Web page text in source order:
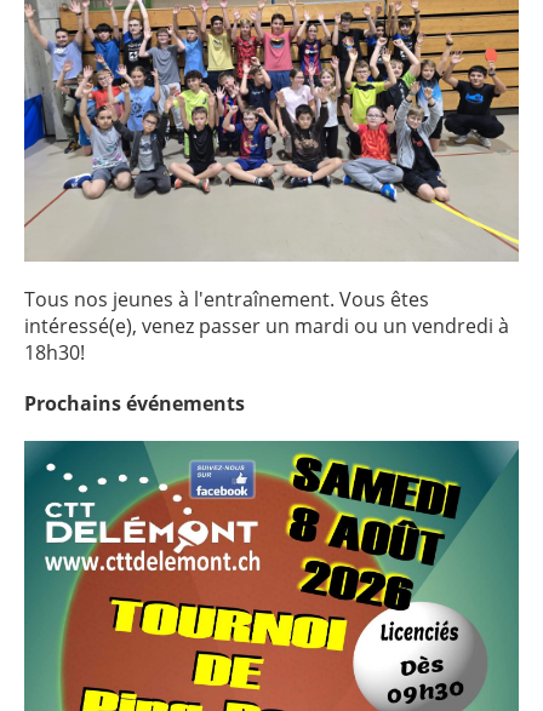
Tous nos jeunes à l'entraînement. Vous êtes
intéressé(e), venez passer un mardi ou un vendredi à
18h30!
Prochainsévénements